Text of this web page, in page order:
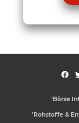
'Börse
'Rohstoffe &